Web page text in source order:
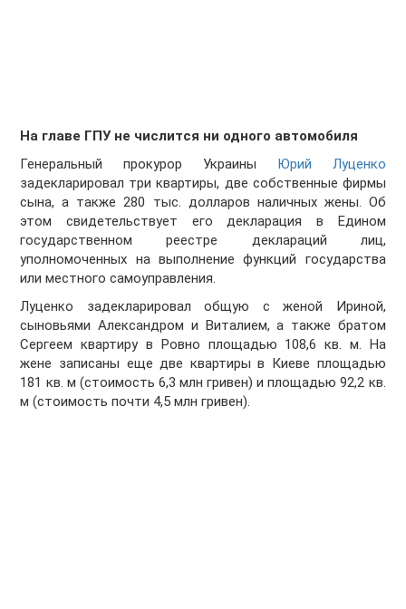
На главе ГПУ не числится ни одного автомобиля
Генеральный прокурор Украины Юрий Луценко
задекларировал три квартиры, две собственные фирмы
сына, а также 280 тыс. долларов наличных жены. Об
этом свидетельствует его декларация в Едином
государственном реестре деклараций лиц,
уполномоченных на выполнение функций государства
или местного самоуправления.
Луценко задекларировал общую с женой Ириной,
сыновьями Александром и Виталием, а также братом
Сергеем квартиру в Ровно площадью 108,6 кв. м. На
жене записаны еще две квартиры в Киеве площадью
181 кв. м (стоимость 6,3 млн гривен) и площадью 92,2 кв.
м (стоимость почти 4,5 млн гривен).